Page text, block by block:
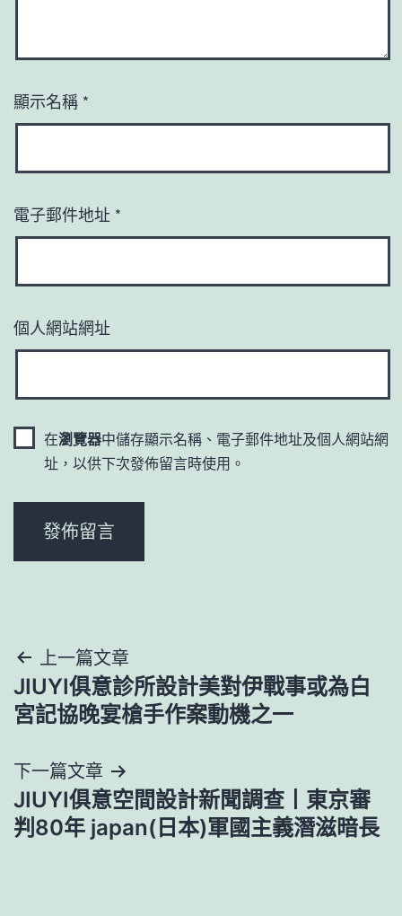
顯示名稱 *
電子郵件地址 *
個人網站網址
在瀏覽器中儲存顯示名稱、電子郵件地址及個人網站網
址，以供下次發佈留言時使用。
文
章
覽
上一篇文章
JIUYI俱意診所設計美對伊戰事或為白
宮記協晚宴槍手作案動機之一
下一篇文章
JIUYI俱意空間設計新聞調查丨東京審
判80年 japan(日本)軍國主義潛滋暗長